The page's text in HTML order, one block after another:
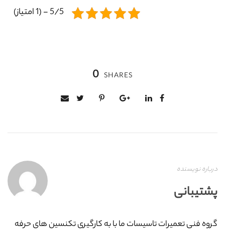
5/5 - (1 امتیاز)
0 SHARES
درباره نویسنده
پشتیبانی
گروه فنی تعمیرات تاسیسات ما با به‌ کارگیری تکنسین های حرفه